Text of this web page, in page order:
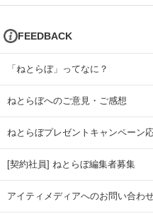
FEEDBACK
「ねとらぼ」ってなに？
ねとらぼへのご意見・ご感想
ねとらぼプレゼントキャンペーン
[契約社員] ねとらぼ編集者募集
アイティメディアへのお問い合わ